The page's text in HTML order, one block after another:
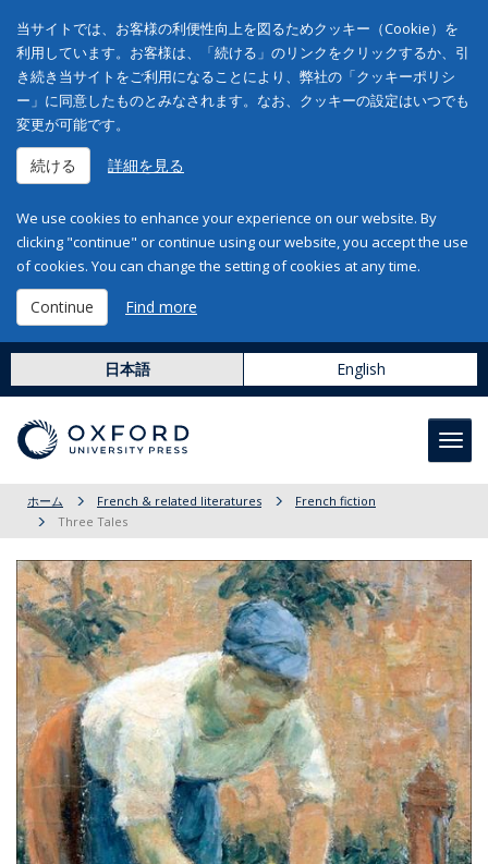
当サイトでは、お客様の利便性向上を図るためクッキー（Cookie）を
利用しています。お客様は、「続ける」のリンクをクリックするか、引
き続き当サイトをご利用になることにより、弊社の「クッキーポリシ
ー」に同意したものとみなされます。なお、クッキーの設定はいつでも
変更が可能です。
続ける 詳細を見る
We use cookies to enhance your experience on our website. By
clicking "continue" or continue using our website, you accept the use
of cookies. You can change the setting of cookies at any time.
Continue Find more
日本語 English
ホーム French & related literatures
French fiction
Three Tales